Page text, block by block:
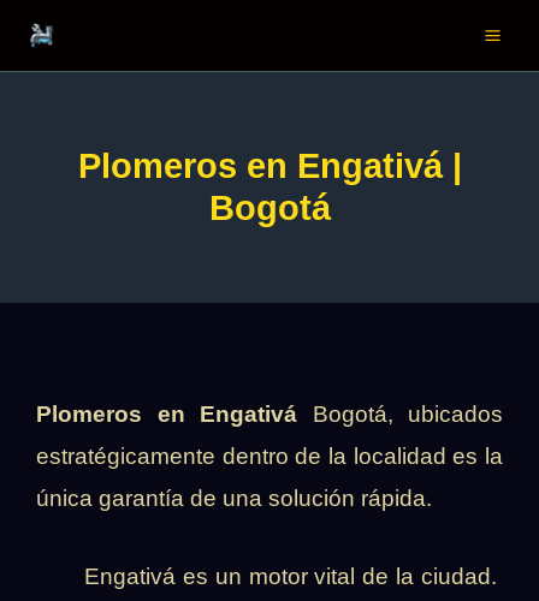
Plomeros en Engativá |
Bogotá
Plomeros en Engativá Bogotá, ubicados
estratégicamente dentro de la localidad es la
única garantía de una solución rápida.
Engativá es un motor vital de la ciudad.